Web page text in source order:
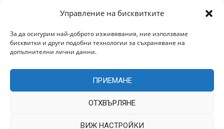
Управление на бисквитките
За да осигурим най-доброто изживявания, ние използваме
бисквитки и други подобни технологии за съхраняване на
допълнителни лични данни.
ПРИЕМАНЕ
ОТХВЪРЛЯНЕ
ВИЖ НАСТРОЙКИ
Архив